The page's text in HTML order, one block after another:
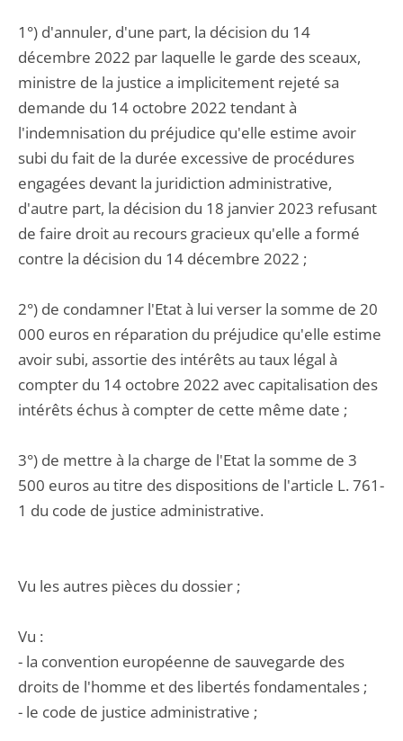
1°) d'annuler, d'une part, la décision du 14
décembre 2022 par laquelle le garde des sceaux,
ministre de la justice a implicitement rejeté sa
demande du 14 octobre 2022 tendant à
l'indemnisation du préjudice qu'elle estime avoir
subi du fait de la durée excessive de procédures
engagées devant la juridiction administrative,
d'autre part, la décision du 18 janvier 2023 refusant
de faire droit au recours gracieux qu'elle a formé
contre la décision du 14 décembre 2022 ;
2°) de condamner l'Etat à lui verser la somme de 20
000 euros en réparation du préjudice qu'elle estime
avoir subi, assortie des intérêts au taux légal à
compter du 14 octobre 2022 avec capitalisation des
intérêts échus à compter de cette même date ;
3°) de mettre à la charge de l'Etat la somme de 3
500 euros au titre des dispositions de l'article L. 761-
1 du code de justice administrative.
Vu les autres pièces du dossier ;
Vu :
- la convention européenne de sauvegarde des
droits de l'homme et des libertés fondamentales ;
- le code de justice administrative ;